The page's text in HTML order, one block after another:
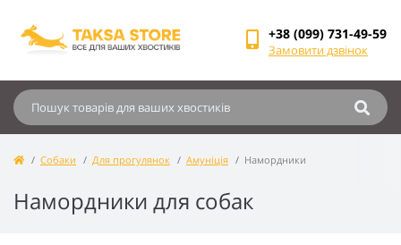
+38 (099) 731-49-59
Замовити дзвінок
Собаки Для прогулянок Амуніція Намордники
Намордники для собак